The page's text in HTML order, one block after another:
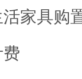
活家具购
费